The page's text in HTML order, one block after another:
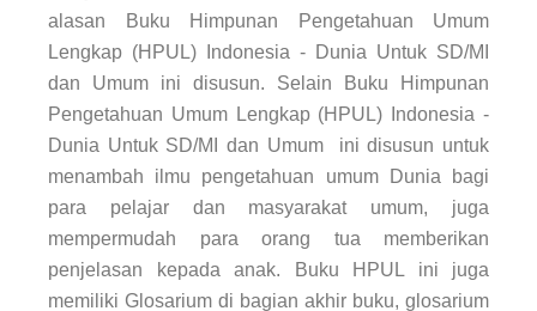
alasan Buku Himpunan Pengetahuan Umum
Lengkap (HPUL) Indonesia - Dunia Untuk SD/MI
dan Umum ini disusun. Selain Buku Himpunan
Pengetahuan Umum Lengkap (HPUL) Indonesia -
Dunia Untuk SD/MI dan Umum ini disusun untuk
menambah ilmu pengetahuan umum Dunia bagi
para pelajar dan masyarakat umum, juga
mempermudah para orang tua memberikan
penjelasan kepada anak. Buku HPUL ini juga
memiliki Glosarium di bagian akhir buku, glosarium